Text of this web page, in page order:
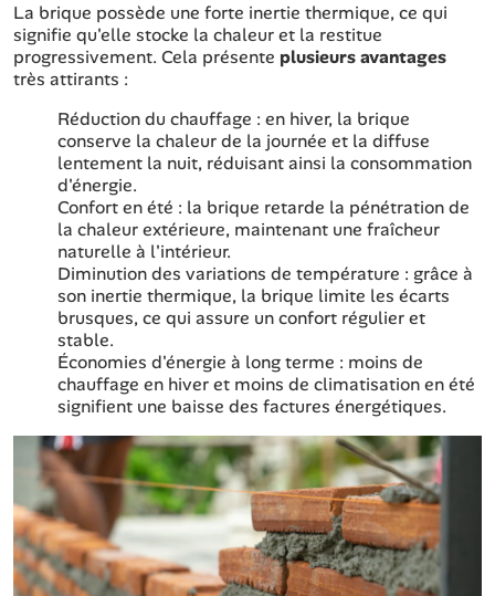
La brique possède une forte inertie thermique, ce qui
signifie qu'elle stocke la chaleur et la restitue
progressivement. Cela présente plusieurs avantages
très attirants :
Réduction du chauffage : en hiver, la brique
conserve la chaleur de la journée et la diffuse
lentement la nuit, réduisant ainsi la consommation
d'énergie.
Confort en été : la brique retarde la pénétration de
la chaleur extérieure, maintenant une fraîcheur
naturelle à l'intérieur.
Diminution des variations de température : grâce à
son inertie thermique, la brique limite les écarts
brusques, ce qui assure un confort régulier et
stable.
Économies d'énergie à long terme : moins de
chauffage en hiver et moins de climatisation en été
signifient une baisse des factures énergétiques.